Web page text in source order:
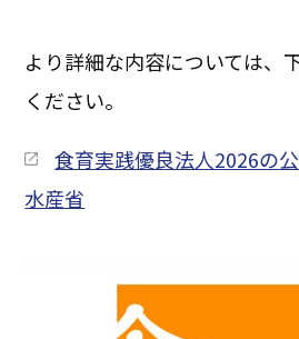
より詳細な内容については、
ください。
食育実践優良法人2026の
水産省